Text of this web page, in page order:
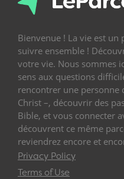
Bienvenue ! La vie est
suivre ensemble !
votre vie. Nous sommes
sens aux questions
rencontrer une personne
Christ –, découvrir des
Bible, et vous connecter
découvrent ce même
reviendrez encore et
Privacy Policy
Terms of Use